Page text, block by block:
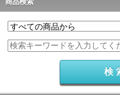
商品検索